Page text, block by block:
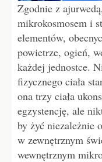
Zgodnie z
mikrokosmosem i
elementów,
powietrze, ogień,
każdej jednostce.
fizycznego ciała
ona trzy ciała
egzystencję, ale
by żyć niezależnie
w zewnętrznym
wewnętrznym